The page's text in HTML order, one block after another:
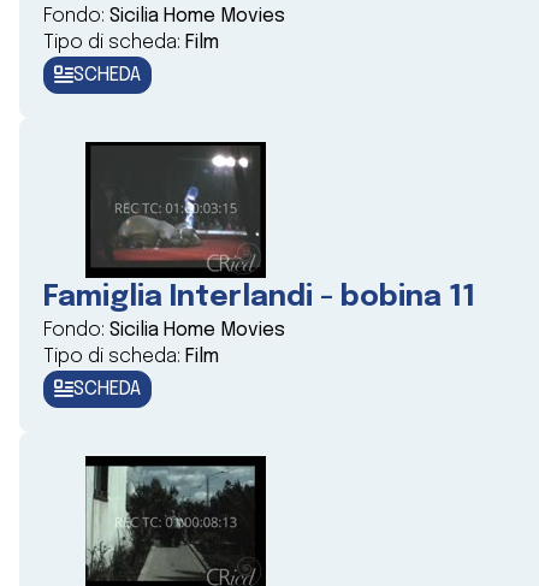
Fondo: Sicilia Home Movies
Tipo di scheda: Film
SCHEDA
Famiglia Interlandi - bobina 11
Fondo: Sicilia Home Movies
Tipo di scheda: Film
SCHEDA